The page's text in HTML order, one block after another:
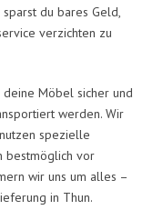
du bares Geld,
verzichten zu
Möbel sicher und
werden. Wir
spezielle
bestmöglich vor
wir uns um alles –
in Thun.